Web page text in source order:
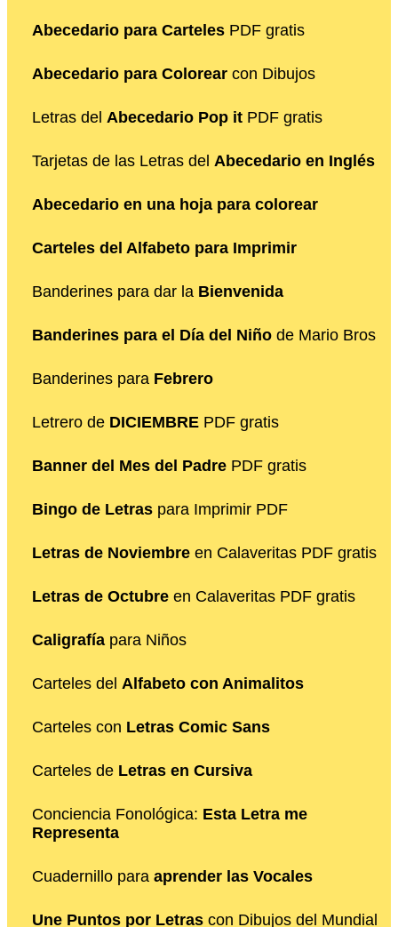
Abecedario para Carteles PDF gratis
Abecedario para Colorear con Dibujos
Letras del Abecedario Pop it PDF gratis
Tarjetas de las Letras del Abecedario en Inglés
Abecedario en una hoja para colorear
Carteles del Alfabeto para Imprimir
Banderines para dar la Bienvenida
Banderines para el Día del Niño de Mario Bros
Banderines para Febrero
Letrero de DICIEMBRE PDF gratis
Banner del Mes del Padre PDF gratis
Bingo de Letras para Imprimir PDF
Letras de Noviembre en Calaveritas PDF gratis
Letras de Octubre en Calaveritas PDF gratis
Caligrafía para Niños
Carteles del Alfabeto con Animalitos
Carteles con Letras Comic Sans
Carteles de Letras en Cursiva
Conciencia Fonológica: Esta Letra me
Representa
Cuadernillo para aprender las Vocales
Une Puntos por Letras con Dibujos del Mundial